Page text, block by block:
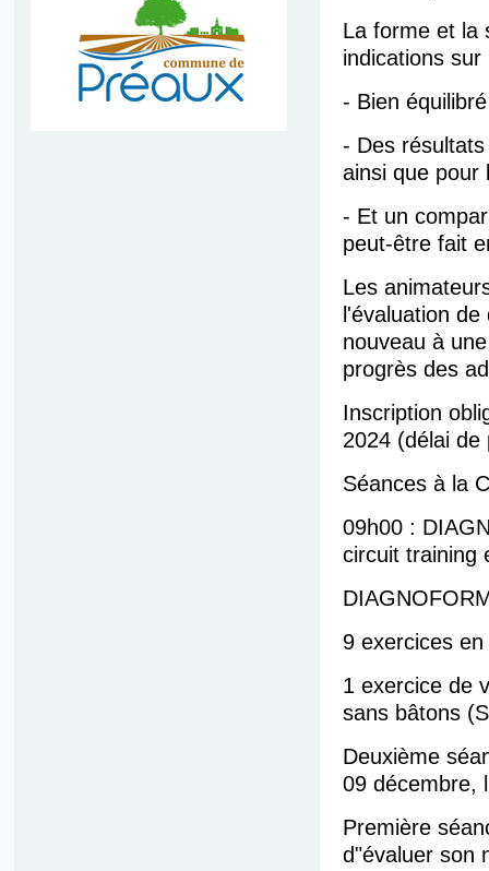
La forme et la
indications
- Bien
- Des
ainsi que pour
- Et un
peut-être fait
Les
l'évaluation
nouveau à
progrès des
Inscription
2024 (délai de
Séances à la
09h00 :
circuit training
9 exercices
1 exercice de
sans bâtons
Deuxième
09 décembre,
Première
d"évaluer son